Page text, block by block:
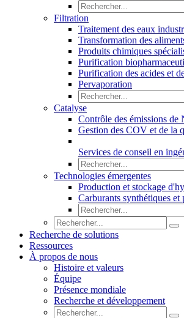
Filtration
Traitement des eaux
Transformation des
Produits chimiques
Purification
Purification des acides et
Pervaporation
Catalyse
Contrôle des émissions de
Gestion des COV et de la
Services de conseil en
Technologies émergentes
Production et stockage
Carburants synthétiques et
Recherche de solutions
Ressources
À propos de nous
Histoire et valeurs
Équipe
Présence mondiale
Recherche et développement